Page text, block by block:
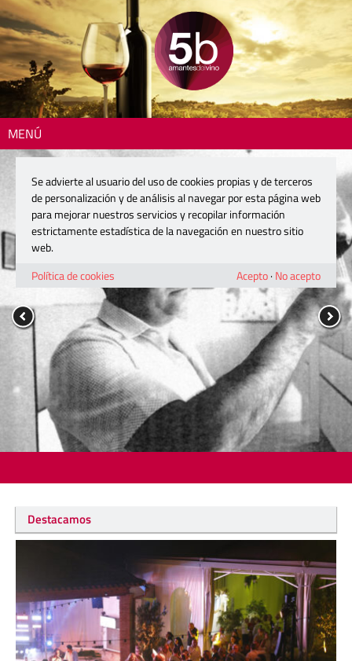
MENÚ
Destacamos
Se advierte al usuario del uso de cookies propias y de terceros
de personalización y de análisis al navegar por esta página web
para mejorar nuestros servicios y recopilar información
estrictamente estadística de la navegación en nuestro sitio
web.
Política de cookies
Acepto· No acepto